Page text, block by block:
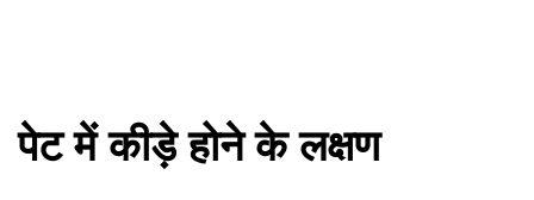
पेट में कीड़े होने के लक्षण